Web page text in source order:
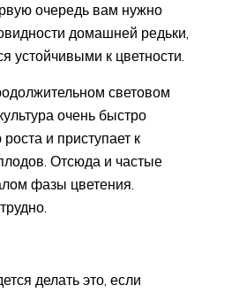
очередь вам нужно
домашней редьки,
устойчивыми к цветности.
световом
очень быстро
и приступает к
Отсюда и частые
фазы цветения.
делать это, если